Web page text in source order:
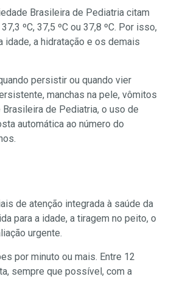
Brasileira de Pediatria citam
ºC, 37,5 ºC ou 37,8 ºC. Por isso,
idade, a hidratação e os demais
persistir ou quando vier
manchas na pele, vômitos
de Pediatria, o uso de
automática ao número do
de atenção integrada à saúde da
para a idade, a tiragem no peito, o
urgente.
por minuto ou mais. Entre 12
sempre que possível, com a